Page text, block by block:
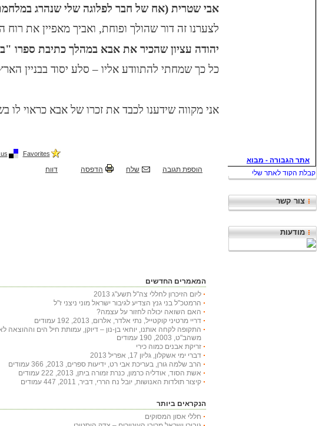
צור קשר
מודעות
אבי שטרית (אח של חבר לפלוגה שלי שנהרג
לצערנו זה דור שהולך ופוחת, ואביך מאפיין את
יהודה עציון שהכיר את אבא במהלך כתיבת ספרו
כל כך שמחתי להתוודע אליו – סלע יסוד בבניין
אני מקווה שידענו לכבד את זכרו של אבא כראוי לו
Favorites
הוספת תגובה שלח הדפסה דווח
המאמרים החדשים
ליום הזיכרון לחללי צה"ל תשע"ג 2013
הרמטכ"ל בני גנץ הצדיע לגיבור ישראל מוני ניצני ז"ל
האם השואה יכולה לחזור על עצמה?
דריי מרטיני קוקטייל, נתי אלדר, אלרום, 2013, 192 עמודים
התקופה לקחה אותנו, יוחאי בן-נון – דיוקן, עמותת חיל הים וההוצאה
משהב"ט, 2003, 190 עמודים
זריקת אבנים כמוה כירי
דברי ימי אשקלון, גליון 17, אפריל 2013
הרב שלמה גורן, בעריכת אבי רט, ידיעות ספרים, 2013, 366 עמודים
אשת הסוד, אודליה כרמון, כנרת זמורה ביתן, 2013, 222 עמודים
קיצור תולדות האנושות, יובל נח הררי, דביר, 2011, 447 עמודים
הנקראים ביותר
חללי אסון המסוקים